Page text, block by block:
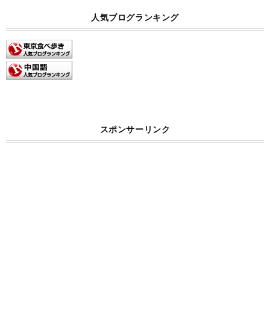
人気ブログランキング
スポンサーリンク